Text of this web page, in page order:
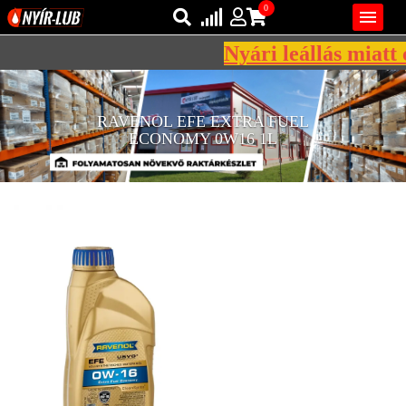
REGISZTRÁCIÓ
KENŐANYAGOK
MÁRKÁK
VISZKOZITÁSOK

Bejelentkezés
Regisztráció
0
AZ ÖN KOSARA ÜRES
Nyári leállás miatt
RAVENOL EFE EXTRA FUEL
ECONOMY 0W16 1L